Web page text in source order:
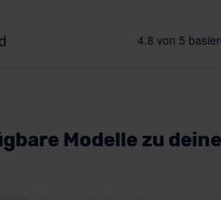
Modelle zu